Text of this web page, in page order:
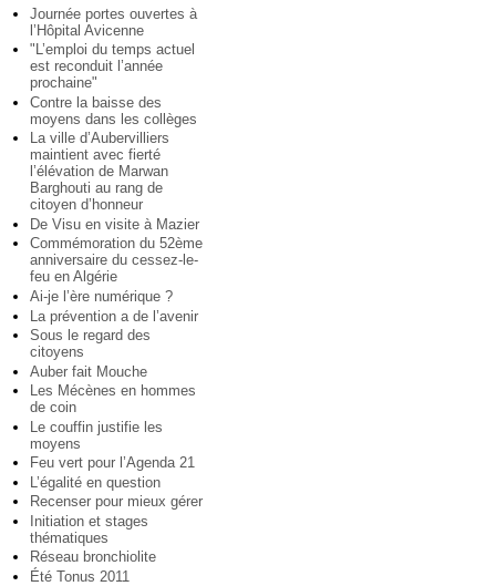
Journée portes ouvertes à
l’Hôpital Avicenne
"L’emploi du temps actuel
est reconduit l’année
prochaine"
Contre la baisse des
moyens dans les collèges
La ville d’Aubervilliers
maintient avec fierté
l’élévation de Marwan
Barghouti au rang de
citoyen d’honneur
De Visu en visite à Mazier
Commémoration du 52ème
anniversaire du cessez-le-
feu en Algérie
Ai-je l’ère numérique ?
La prévention a de l’avenir
Sous le regard des
citoyens
Auber fait Mouche
Les Mécènes en hommes
de coin
Le couffin justifie les
moyens
Feu vert pour l’Agenda 21
L’égalité en question
Recenser pour mieux gérer
Initiation et stages
thématiques
Réseau bronchiolite
Été Tonus 2011